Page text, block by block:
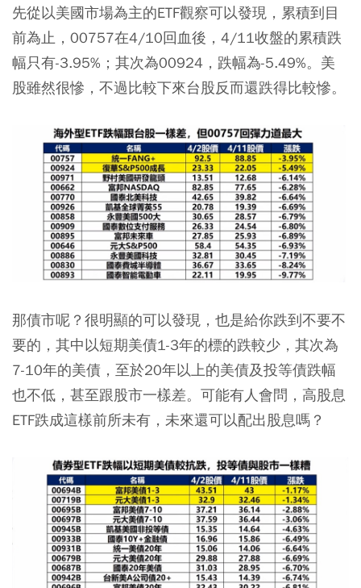
先從以美國市場為主的ETF觀察可以發現，累積到目
前為止，00757在4/10回血後，4/11收盤的累積跌
幅只有-3.95%；其次為00924，跌幅為-5.49%。美
股雖然很慘，不過比較下來台股反而還跌得比較慘。
那債市呢？很明顯的可以發現，也是給你跌到不要不
要的，其中以短期美債1-3年的標的跌較少，其次為
7-10年的美債，至於20年以上的美債及投等債跌幅
也不低，甚至跟股市一樣差。可能有人會問，高股息
ETF跌成這樣前所未有，未來還可以配出股息嗎？